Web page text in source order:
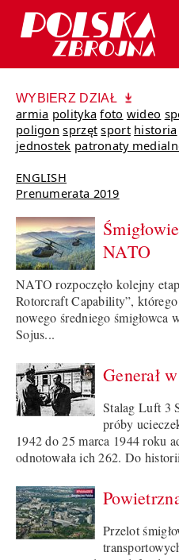
WYBIERZ DZIAŁ
armia polityka foto wideo
poligon sprzęt sport historia
jednostek patronaty
ENGLISH
Prenumerata 2019
NATO
NATO rozpoczęło kolejny
Rotorcraft Capability”,
nowego średniego śmigłowca
Sojus...
Generał
Stalag Luft 3
próby
1942 do 25 marca 1944 roku
odnotowała ich 262. Do
Przelot